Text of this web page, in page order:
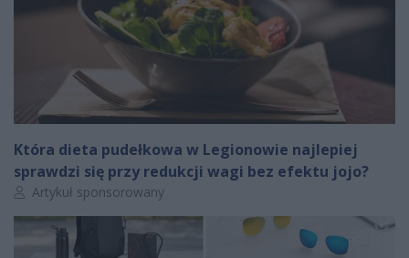
Która dieta pudełkowa w Legionowie najlepiej
sprawdzi się przy redukcji wagi bez efektu jojo?
Autor artykułu:
Artykuł sponsorowany